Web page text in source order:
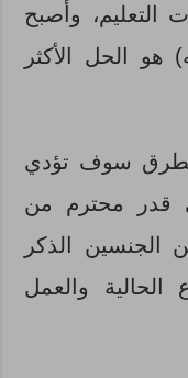
وأصبح
هو الحل الأكثر
سوف تؤدي
قدر محترم من
الجنسين الذكر
الحالية والعمل